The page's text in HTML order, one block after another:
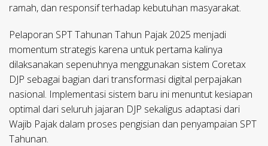
ramah, dan responsif terhadap kebutuhan masyarakat.
Pelaporan SPT Tahunan Tahun Pajak 2025 menjadi
momentum strategis karena untuk pertama kalinya
dilaksanakan sepenuhnya menggunakan sistem Coretax
DJP sebagai bagian dari transformasi digital perpajakan
nasional. Implementasi sistem baru ini menuntut kesiapan
optimal dari seluruh jajaran DJP sekaligus adaptasi dari
Wajib Pajak dalam proses pengisian dan penyampaian SPT
Tahunan.